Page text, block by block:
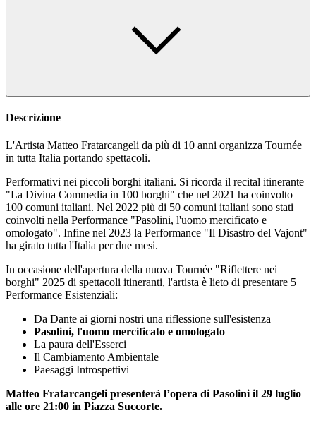
Descrizione
L'Artista Matteo Fratarcangeli da più di 10 anni organizza Tournée
in tutta Italia portando spettacoli.
Performativi nei piccoli borghi italiani. Si ricorda il recital itinerante
"La Divina Commedia in 100 borghi" che nel 2021 ha coinvolto
100 comuni italiani. Nel 2022 più di 50 comuni italiani sono stati
coinvolti nella Performance "Pasolini, l'uomo mercificato e
omologato". Infine nel 2023 la Performance "Il Disastro del Vajont"
ha girato tutta l'Italia per due mesi.
In occasione dell'apertura della nuova Tournée "Riflettere nei
borghi" 2025 di spettacoli itineranti, l'artista è lieto di presentare 5
Performance Esistenziali:
Da Dante ai giorni nostri una riflessione sull'esistenza
Pasolini, l'uomo mercificato e omologato
La paura dell'Esserci
Il Cambiamento Ambientale
Paesaggi Introspettivi
Matteo Fratarcangeli presenterà l’opera di Pasolini il 29 luglio
alle ore 21:00 in Piazza Succorte.